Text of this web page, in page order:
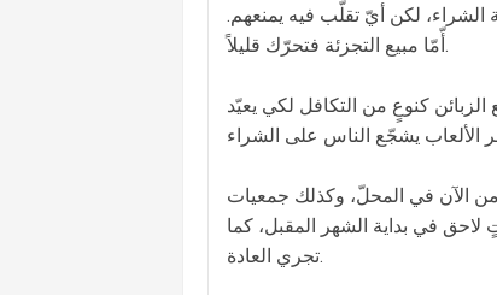
لكن أيّ تقلّب فيه يمنعهم.
أّمّا مبيع التجزئة فتحرّك قليلاً.
كنوعٍ من التكافل لكي يعيّد
من الآن في المحلّ، وكذلك جمعيات
في بداية الشهر المقبل، كما
تجري العادة.